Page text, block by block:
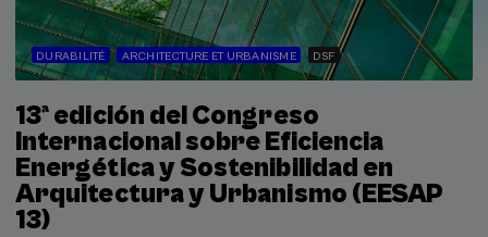
DURABILITÉ ARCHITECTURE ET URBANISME DSF
13ª edición del Congreso
Internacional sobre Eficiencia
Energética y Sostenibilidad en
Arquitectura y Urbanismo (EESAP
13)